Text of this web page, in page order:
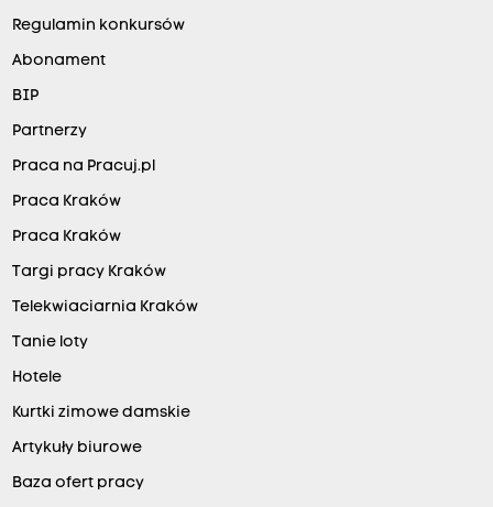
Regulamin konkursów
Abonament
BIP
Partnerzy
Praca na Pracuj.pl
Praca Kraków
Praca Kraków
Targi pracy Kraków
Telekwiaciarnia Kraków
Tanie loty
Hotele
Kurtki zimowe damskie
Artykuły biurowe
Baza ofert pracy